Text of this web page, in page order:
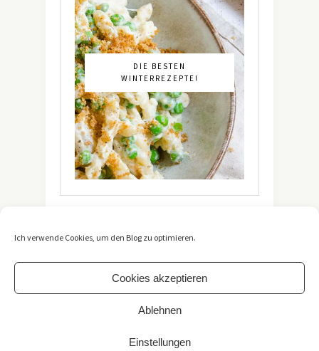
Ich verwende Cookies, um den Blog zu optimieren.
Cookies akzeptieren
Ablehnen
Einstellungen
DIE BESTEN
WINTERREZEPTE!
Reserved. / *Affiliate-Link